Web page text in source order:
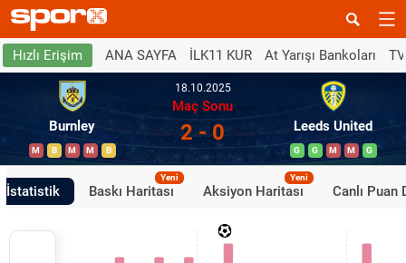
Hızlı Erişim ANA SAYFA İLK11 KUR At Yarışı Bankoları
Burnley
M B M M B
18.10.2025
Maç Sonu
2 - 0 Leeds United
G G M M G
İstatistik Baskı Haritası
Yeni
Aksiyon Haritası
Yeni
Canlı Puan